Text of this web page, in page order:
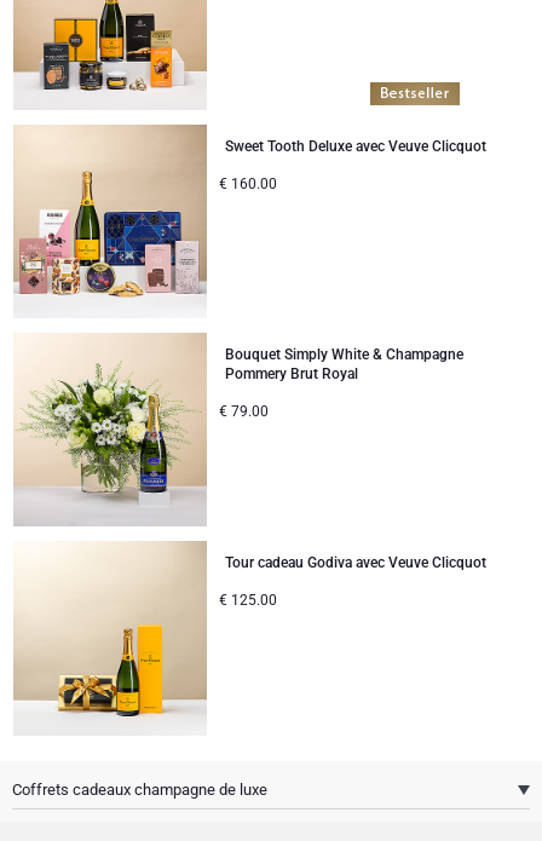
Sweet Tooth Deluxe avec Veuve Clicquot
€ 160.00
Bouquet Simply White & Champagne
Pommery Brut Royal
€ 79.00
Tour cadeau Godiva avec Veuve Clicquot
€ 125.00
Coffrets cadeaux champagne de luxe